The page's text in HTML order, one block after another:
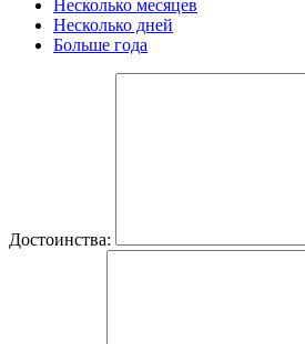
Несколько месяцев
Несколько дней
Больше года
Достоинства: